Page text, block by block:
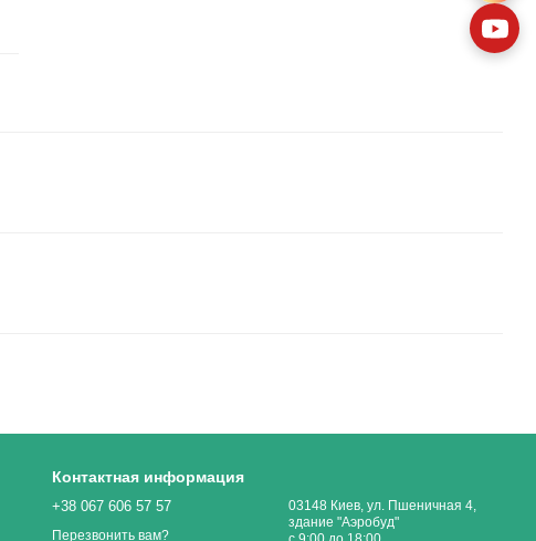
Контактная информация
+38 067 606 57 57
Перезвонить вам?
03148 Киев, ул. Пшеничная 4,
здание "Аэробуд"